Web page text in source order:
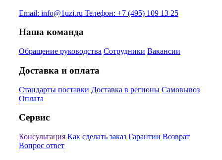
Email: info@1uzi.ru Телефон: +7 (495) 109 13 25
Наша команда
Обращение руководства Сотрудники Вакансии
Доставка и оплата
Стандарты поставки Доставка в регионы Самовывоз
Оплата
Сервис
Консультация Как сделать заказ Гарантии Возврат
Вопрос ответ